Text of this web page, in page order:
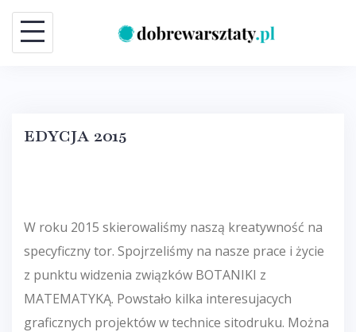
Skip
content
EDYCJA 2015
W roku 2015 skierowaliśmy naszą kreatywność na
specyficzny tor. Spojrzeliśmy na nasze prace i życie
z punktu widzenia związków BOTANIKI z
MATEMATYKĄ. Powstało kilka interesujacych
graficznych projektów w technice sitodruku. Można